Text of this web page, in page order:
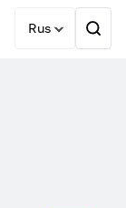
Rus